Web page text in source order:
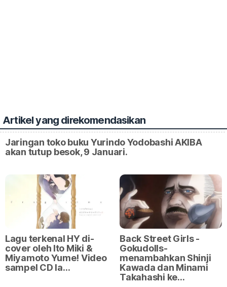
Artikel yang direkomendasikan
Jaringan toko buku Yurindo Yodobashi AKIBA
akan tutup besok, 9 Januari.
Lagu terkenal HY di-
cover oleh Ito Miki &
Miyamoto Yume! Video
sampel CD la…
Back Street Girls -
Gokudolls-
menambahkan Shinji
Kawada dan Minami
Takahashi ke…